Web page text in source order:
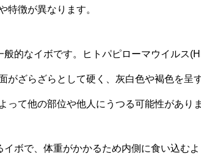
特徴が異なります。
般的なイボです。ヒトパピローマウイルス
がざらざらとして硬く、灰白色や褐色を呈
て他の部位や他人にうつる可能性がありま
イボで、体重がかかるため内側に食い込む